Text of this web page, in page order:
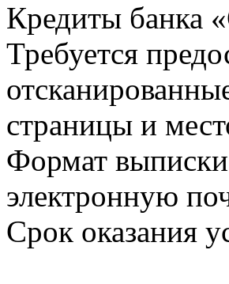
Кредиты банка
Требуется
страницы и
Формат
электронную
Срок оказания